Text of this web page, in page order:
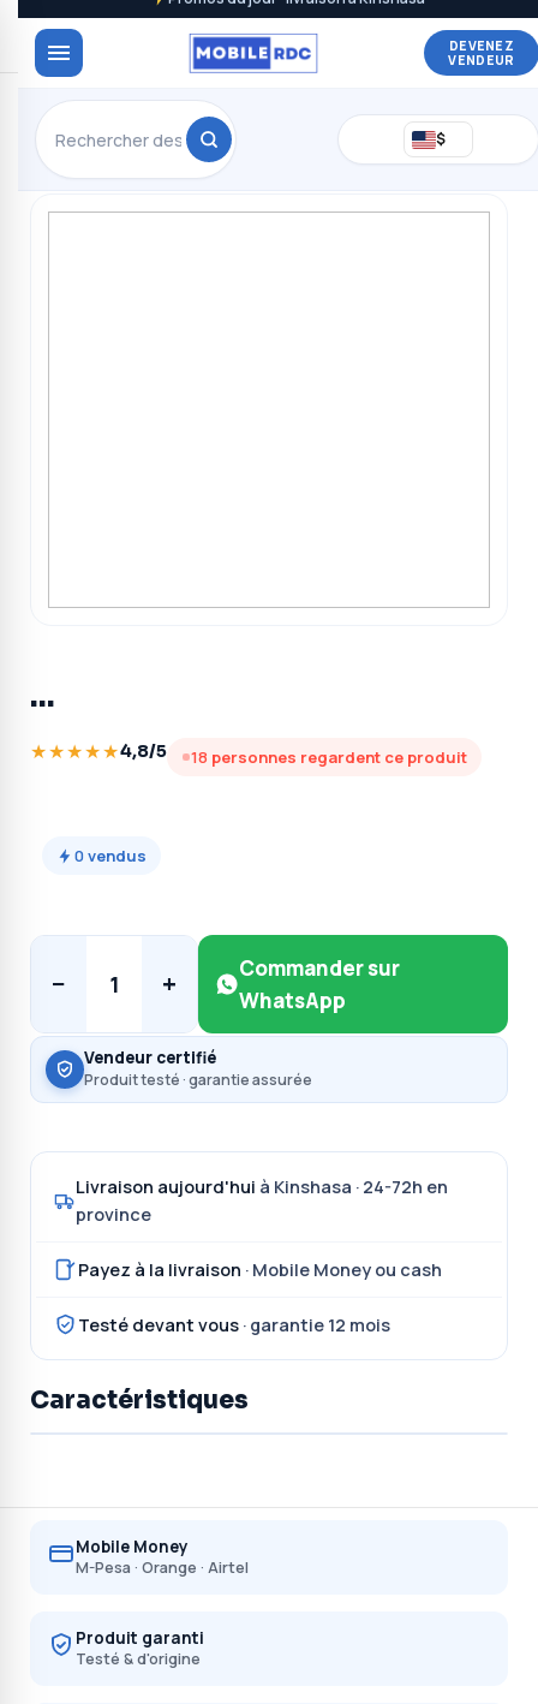
DEVENEZ
VENDEUR
$
…
★★★★★4,8/5 18 personnes regardent ce produit
0vendus
− 1 +
Commander sur
WhatsApp
Vendeur certifié
Produit testé · garantie assurée
Livraison aujourd'hui à Kinshasa · 24-72h en
province
Payez à la livraison · Mobile Money ou cash
Testé devant vous · garantie 12 mois
Caractéristiques
Mobile Money
M-Pesa · Orange · Airtel
Produit garanti
Testé & d'origine